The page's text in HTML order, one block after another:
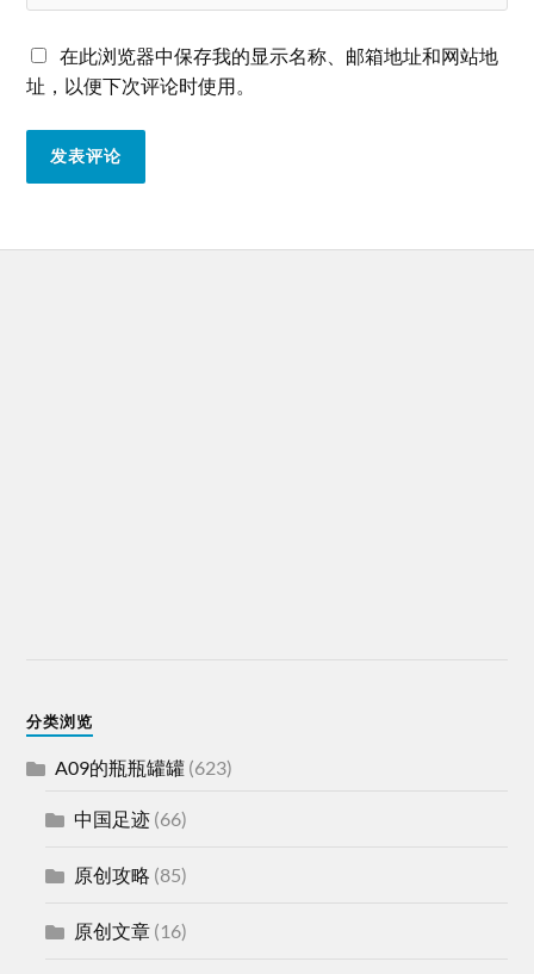
在此浏览器中保存我的显示名称、邮箱地址和网站地
址，以便下次评论时使用。
分类浏览
A09的瓶瓶罐罐 (623)
中国足迹 (66)
原创攻略 (85)
原创文章 (16)